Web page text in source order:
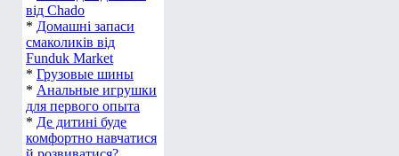
від Chado
* Домашні запаси
смаколиків від
Funduk Market
* Грузовые шины
* Анальные игрушки
для первого опыта
* Де дитині буде
комфортно навчатися